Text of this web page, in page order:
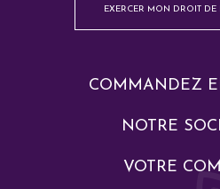
EXERCER MON DROIT DE
COMMANDEZ
NOTRE
VOTRE